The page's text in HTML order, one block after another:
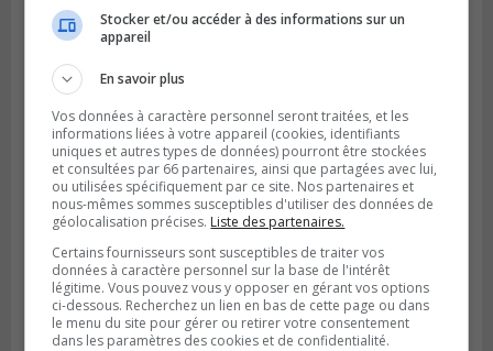
Publié le 6 août 2026 à 05h39
La grenade du camping du lac Cristal était
inoffensive
Stocker et/ou accéder à des informations sur un
appareil
En savoir plus
Vos données à caractère personnel seront traitées, et les
informations liées à votre appareil (cookies, identifiants
uniques et autres types de données) pourront être stockées
et consultées par 66 partenaires, ainsi que partagées avec lui,
ou utilisées spécifiquement par ce site. Nos partenaires et
nous-mêmes sommes susceptibles d'utiliser des données de
géolocalisation précises. Liste des partenaires.
Certains fournisseurs sont susceptibles de traiter vos
données à caractère personnel sur la base de l'intérêt
légitime. Vous pouvez vous y opposer en gérant vos options
ci-dessous. Recherchez un lien en bas de cette page ou dans
le menu du site pour gérer ou retirer votre consentement
dans les paramètres des cookies et de confidentialité.